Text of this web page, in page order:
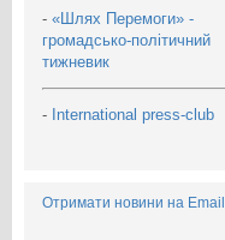
- «Шлях Перемоги» -
громадсько-політичний
тижневик
- International press-club
Отримати новини на Email